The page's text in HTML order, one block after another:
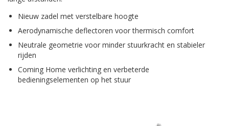
Nieuw zadel met verstelbare hoogte
Aerodynamische deflectoren voor thermisch comfort
Neutrale geometrie voor minder stuurkracht en stabieler
rijden
Coming Home verlichting en verbeterde
bedieningselementen op het stuur